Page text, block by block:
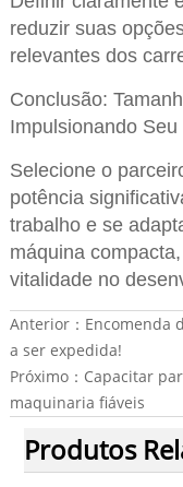
reduzir suas
relevantes dos
Conclusão:
Impulsionando
Selecione o
potência
trabalho e se
máquina
vitalidade no
Anterior： Encomenda
a ser expedida!
Próximo： Capacitar
maquinaria fiáveis
Produtos